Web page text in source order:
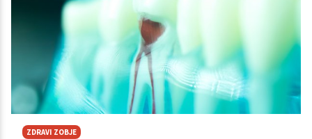
bolezni oziroma bolezni obzobnih tkiv. Lahko pa je krvavitev
prisotna tudi iz drugih razlogov.
ZDRAVI ZOBJE